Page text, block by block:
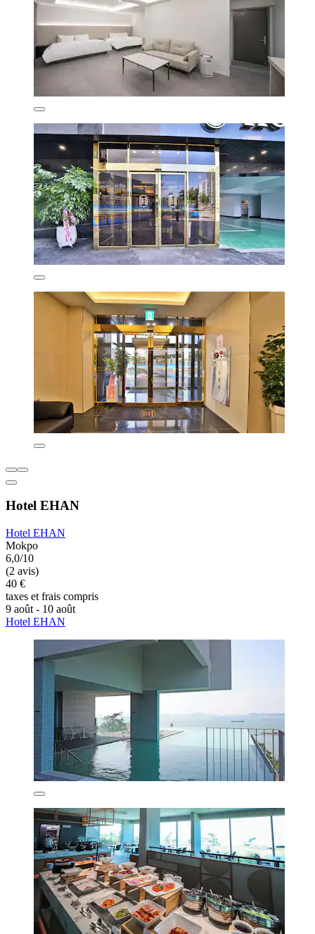
Hotel EHAN
Hotel EHAN
Mokpo
6,0/10
(2 avis)
40 €
taxes et frais compris
9 août - 10 août
Hotel EHAN